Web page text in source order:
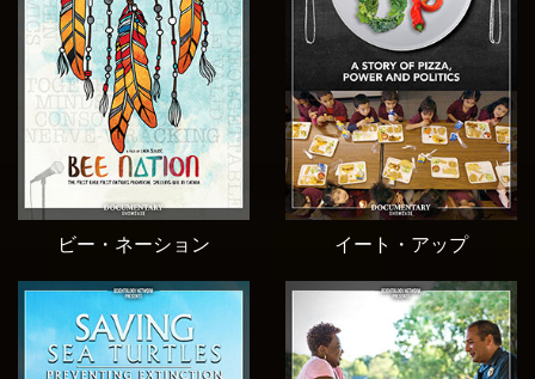
ビー・ネーション イート・アップ